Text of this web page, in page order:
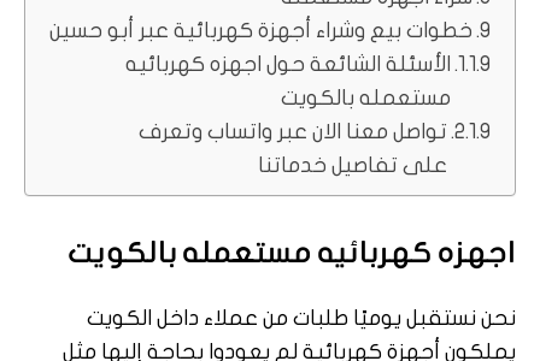
خطوات بيع وشراء أجهزة كهربائية عبر أبو حسين
الأسئلة الشائعة حول اجهزه كهربائيه
مستعمله بالكويت
تواصل معنا الان عبر واتساب وتعرف
على تفاصيل خدماتنا
اجهزه كهربائيه مستعمله بالكويت
نحن نستقبل يوميًا طلبات من عملاء داخل الكويت
يملكون أجهزة كهربائية لم يعودوا بحاجة إليها مثل